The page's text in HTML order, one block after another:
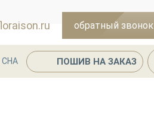
обратный звонок
ПОШИВ НА ЗАКАЗ